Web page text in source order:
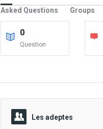
Asked Questions Groups
0
Question
Les adeptes